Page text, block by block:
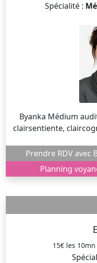
Spécialité :
Byanka Médium auditive intuitive, hypersensible,
clairsentiente,
Planning
15€ les